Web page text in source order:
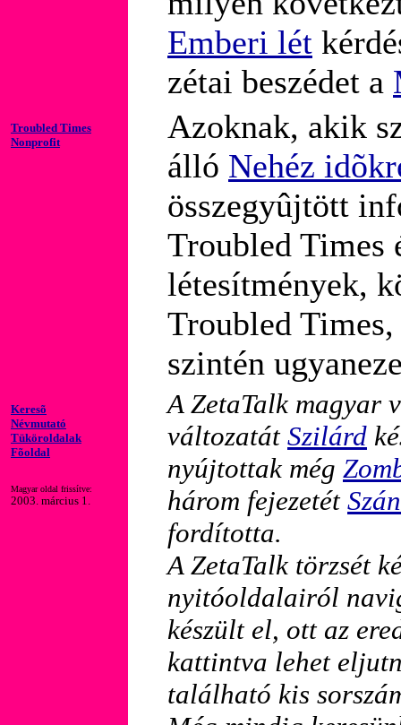
Emberi lét
zétai beszédet a
Troubled Times
Nonprofit
Azoknak, akik
álló Nehéz
összegyûjtött
Troubled Times
létesítmények,
Troubled
szintén
Keresõ
Névmutató
Tüköroldalak
Fõoldal
Magyar oldal frissítve:
2003. március 1.
A ZetaTalk magyar
változatát Szilárd
nyújtottak még
három fejezetét
fordította.
A ZetaTalk törzsét
nyitóoldalairól
készült el, ott az
kattintva lehet
található kis